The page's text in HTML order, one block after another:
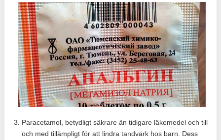
Paracetamol, betydligt säkrare än tidigare läkemedel och till
och med tillämpligt för att lindra tandvärk hos barn. Dess